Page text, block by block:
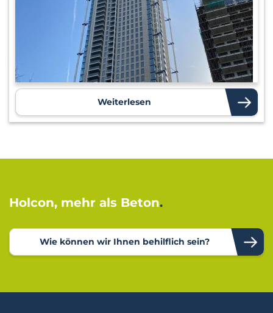
Weiterlesen
Holcon, mehr als Beton
Wie können wir Ihnen behilflich sein?